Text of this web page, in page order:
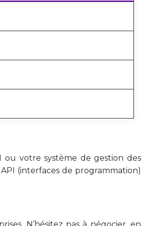
ou votre système de gestion des
(interfaces de programmation)